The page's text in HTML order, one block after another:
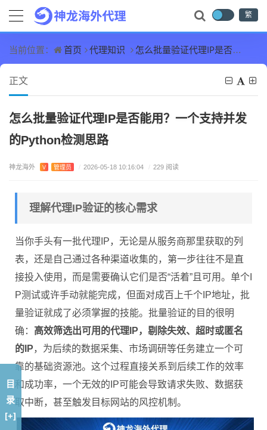
繁
当前位置： 首页 代理知识 怎么批量验证代理IP是否能用？一个支持并发的Python检测思路
正文
怎么批量验证代理IP是否能用？一个支持并发
的Python检测思路
神龙海外 V 管理员 / 2026-05-18 10:16:04 / 229 阅读
理解代理IP验证的核心需求
当你手头有一批代理IP，无论是从服务商那里获取的列
表，还是自己通过各种渠道收集的，第一步往往不是直
接投入使用，而是需要确认它们是否“活着”且可用。单个I
P测试或许手动就能完成，但面对成百上千个IP地址，批
量验证就成了必须掌握的技能。批量验证的目的很明
确： 高效筛选出可用的代理IP，剔除失效、超时或匿名
的IP，为后续的数据采集、市场调研等任务建立一个可
靠的基础资源池。这个过程直接关系到后续工作的效率
和成功率，一个无效的IP可能会导致请求失败、数据获
取中断，甚至触发目标网站的风控机制。
目
录
[+]